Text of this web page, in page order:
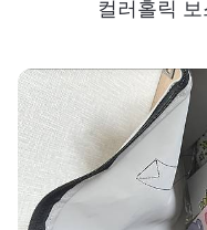
일상부터 비